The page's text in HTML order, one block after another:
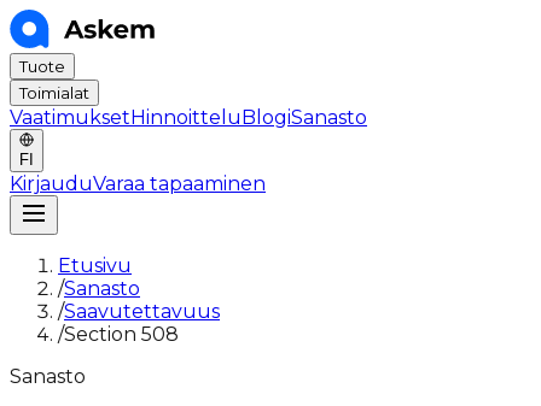
Tuote
Toimialat
VaatimuksetHinnoitteluBlogiSanasto
FI
KirjauduVaraa tapaaminen
Etusivu
/Sanasto
/Saavutettavuus
/Section 508
Sanasto